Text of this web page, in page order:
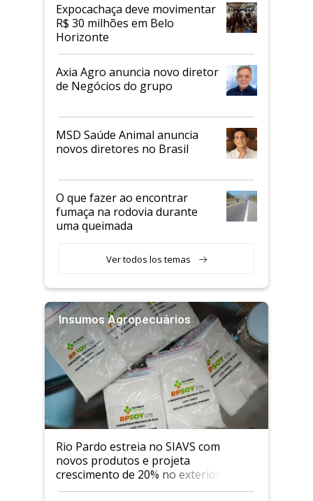
Expocachaça deve movimentar
R$ 30 milhões em Belo
Horizonte
Axia Agro anuncia novo diretor
de Negócios do grupo
MSD Saúde Animal anuncia
novos diretores no Brasil
O que fazer ao encontrar
fumaça na rodovia durante
uma queimada
Ver todos los temas
Insumos Agropecuários
Rio Pardo estreia no SIAVS com
novos produtos e projeta
crescimento de 20% no exterior